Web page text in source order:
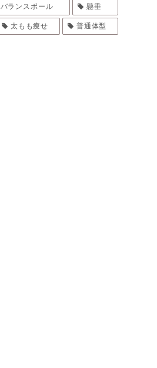
バランスボール 懸垂
太もも痩せ 普通体型